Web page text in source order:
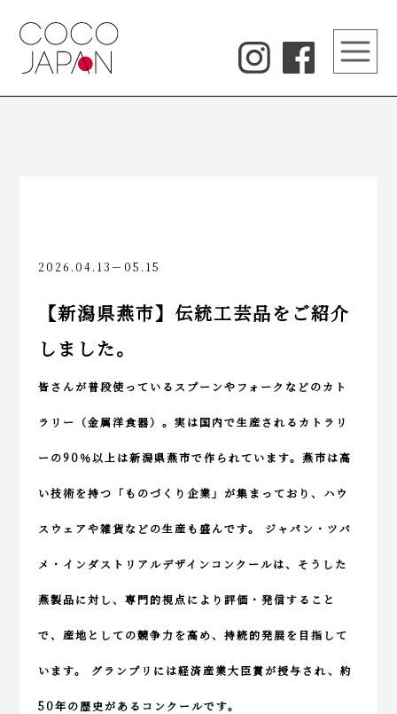
2026.04.13－05.15
【新潟県燕市】伝統工芸品をご紹介
しました。
皆さんが普段使っているスプーンやフォークなどのカト
ラリー（金属洋食器）。実は国内で生産されるカトラリ
ーの90％以上は新潟県燕市で作られています。燕市は高
い技術を持つ「ものづくり企業」が集まっており、ハウ
スウェアや雑貨などの生産も盛んです。 ジャパン・ツバ
メ・インダストリアルデザインコンクールは、そうした
燕製品に対し、専門的視点により評価・発信すること
で、産地としての競争力を高め、持続的発展を目指して
います。 グランプリには経済産業大臣賞が授与され、約
50年の歴史があるコンクールです。